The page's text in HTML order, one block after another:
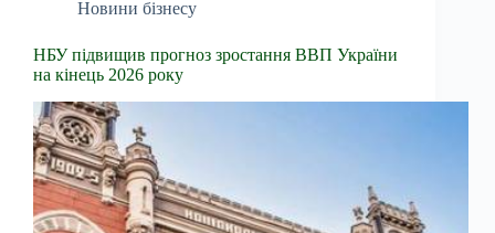
Новини бізнесу
НБУ підвищив прогноз зростання ВВП України
на кінець 2026 року